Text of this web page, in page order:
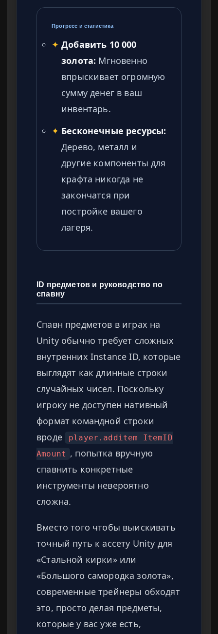
Прогресс и статистика
✦ Добавить 10 000
золота: Мгновенно
впрыскивает огромную
сумму денег в ваш
инвентарь.
✦ Бесконечные ресурсы:
Дерево, металл и
другие компоненты для
крафта никогда не
закончатся при
постройке вашего
лагеря.
ID предметов и руководство по
спавну
Спавн предметов в играх на
Unity обычно требует сложных
внутренних Instance ID, которые
выглядят как длинные строки
случайных чисел. Поскольку
игроку не доступен нативный
формат командной строки
вроде
player.additem ItemID
Amount , попытка вручную
спавнить конкретные
инструменты невероятно
сложна.
Вместо того чтобы выискивать
точный путь к ассету Unity для
«Стальной кирки» или
«Большого самородка золота»,
современные трейнеры обходят
это, просто делая предметы,
которые у вас уже есть,